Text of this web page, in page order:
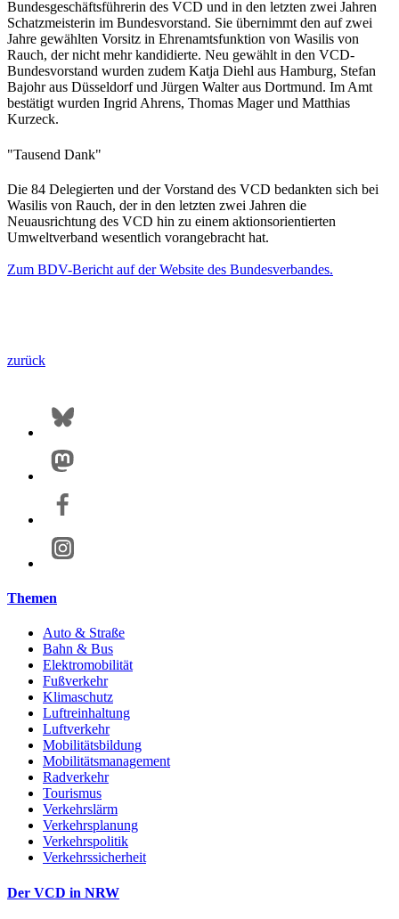
Bundesgeschäftsführerin des VCD und in den letzten zwei Jahren
Schatzmeisterin im Bundesvorstand. Sie übernimmt den auf zwei
Jahre gewählten Vorsitz in Ehrenamtsfunktion von Wasilis von
Rauch, der nicht mehr kandidierte. Neu gewählt in den VCD-
Bundesvorstand wurden zudem Katja Diehl aus Hamburg, Stefan
Bajohr aus Düsseldorf und Jürgen Walter aus Dortmund. Im Amt
bestätigt wurden Ingrid Ahrens, Thomas Mager und Matthias
Kurzeck.
"Tausend Dank"
Die 84 Delegierten und der Vorstand des VCD bedankten sich bei
Wasilis von Rauch, der in den letzten zwei Jahren die
Neuausrichtung des VCD hin zu einem aktionsorientierten
Umweltverband wesentlich vorangebracht hat.
Zum BDV-Bericht auf der Website des Bundesverbandes.
zurück
Themen
Auto & Straße
Bahn & Bus
Elektromobilität
Fußverkehr
Klimaschutz
Luftreinhaltung
Luftverkehr
Mobilitätsbildung
Mobilitätsmanagement
Radverkehr
Tourismus
Verkehrslärm
Verkehrsplanung
Verkehrspolitik
Verkehrssicherheit
Der VCD in NRW